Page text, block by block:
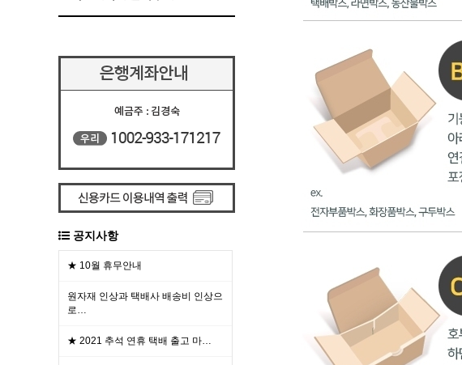
공지사항
★ 10월 휴무안내
원자재 인상과 택배사 배송비 인상으
로…
★ 2021 추석 연휴 택배 출고 마…